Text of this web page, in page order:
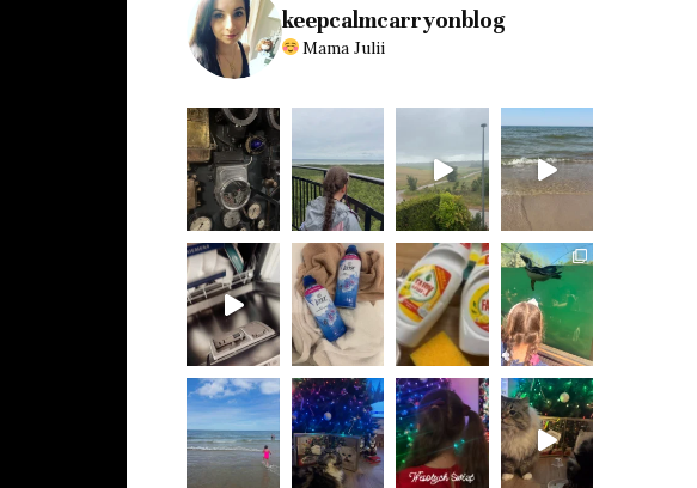
keepcalmcarryonblog
Mama Julii